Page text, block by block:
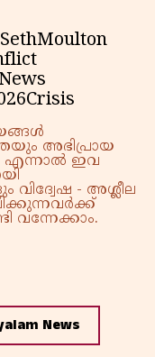
അഭിപ്രായ
എന്നാൽ ഇവ
- അശ്ലീല
വന്നേക്കാം.
News